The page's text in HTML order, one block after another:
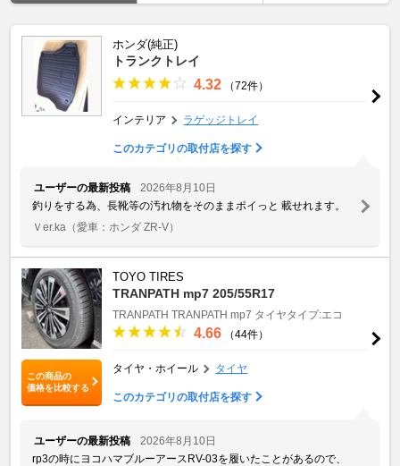
ホンダ(純正)
トランクトレイ
4.32 （72件）
インテリア ラゲッジトレイ
このカテゴリの取付店を探す
ユーザーの最新投稿
2026年8月10日
釣りをする為、長靴等の汚れ物をそのままポイっと 載せれます。
Ｖer.ka （愛車：ホンダ ZR-V）
この商品の
価格を比較する
TOYO TIRES
TRANPATH mp7 205/55R17
TRANPATH TRANPATH mp7 タイヤタイプ:エコ
4.66 （44件）
タイヤ・ホイール タイヤ
このカテゴリの取付店を探す
ユーザーの最新投稿
2026年8月10日
rp3の時にヨコハマブルーアースRV-03を履いたことがあるので、